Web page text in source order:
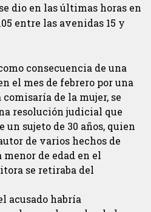
dio en las últimas horas en
entre las avenidas 15 y
consecuencia de una
el mes de febrero por una
de la mujer, se
resolución judicial que
sujeto de 30 años, quien
de varios hechos de
de edad en el
se retiraba del
acusado habría